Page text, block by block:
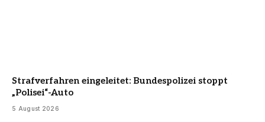
Strafverfahren eingeleitet: Bundespolizei stoppt
„Polisei“-Auto
5 August 2026